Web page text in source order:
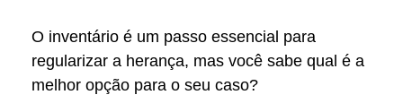
O inventário é um passo essencial para
regularizar a herança, mas você sabe qual é a
melhor opção para o seu caso?